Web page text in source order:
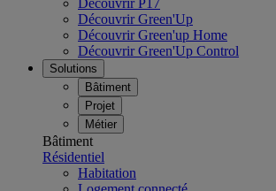
Découvrir P17
Découvrir Green'Up
Découvrir Green'up Home
Découvrir Green'Up Control
Solutions
Bâtiment
Projet
Métier
Bâtiment
Résidentiel
Habitation